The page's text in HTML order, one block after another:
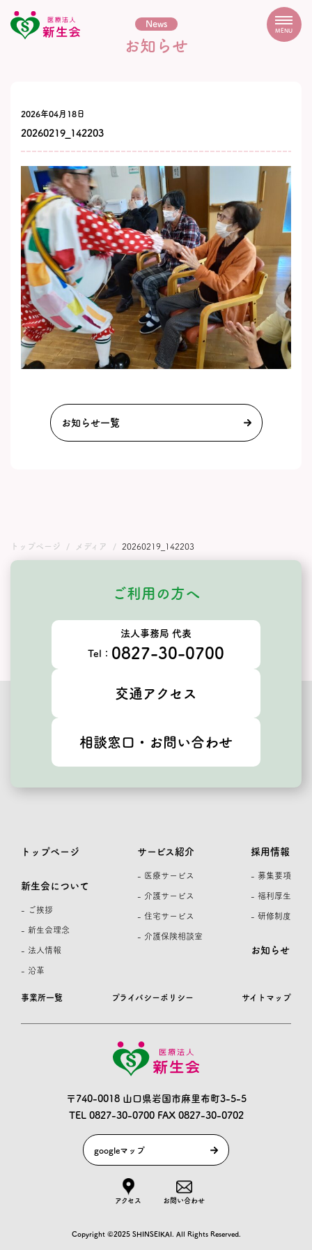
MENU
News
お知らせ
2026年04月18日
20260219_142203
お知らせ一覧
トップページ メディア 20260219_142203
ご利用の方へ
法人事務局 代表
Tel： 0827-30-0700
交通アクセス
相談窓口・お問い合わせ
〒740-0018 山口県岩国市麻里布町3-5-5
TEL 0827-30-0700FAX 0827-30-0702
googleマップ
アクセス お問い合わせ
事業所一覧 プライバシーポリシー サイトマップ
トップページ
新生会について
- ご挨拶
- 新生会理念
- 法人情報
- 沿革
サービス紹介
- 医療サービス
- 介護サービス
- 住宅サービス
- 介護保険相談室
採用情報
- 募集要項
- 福利厚生
- 研修制度
お知らせ
Copyright ©2025 SHINSEIKAI. All Rights Reserved.